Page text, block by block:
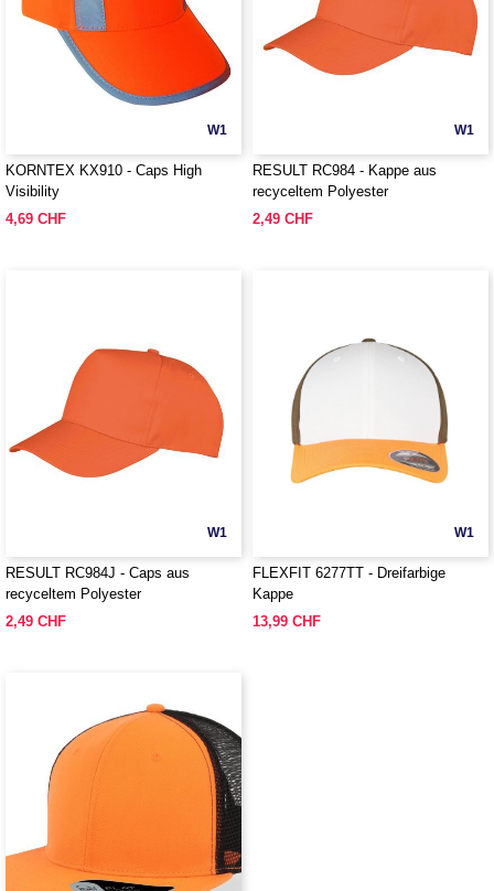
W1
KORNTEX KX910 - Caps High
Visibility
4,69 CHF
W1
RESULT RC984 - Kappe aus
recyceltem Polyester
2,49 CHF
W1
RESULT RC984J - Caps aus
recyceltem Polyester
2,49 CHF
W1
FLEXFIT 6277TT - Dreifarbige
Kappe
13,99 CHF